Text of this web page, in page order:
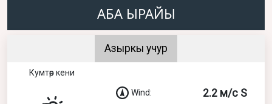
АБА ЫРАЙЫ
Азыркы учур
Кумтөр кени
Wind: 2.2 м/с S